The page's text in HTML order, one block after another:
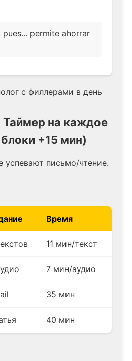
pues... permite ahorrar
с филлерами в день
на каждое
+15 мин)
успевают письмо/чтение.
Время
11 мин/текст
7 мин/аудио
35 мин
40 мин